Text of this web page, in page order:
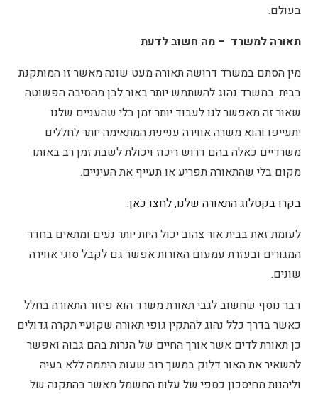
בעולם.
תאורה למשרד – מה חשוב לדעת
מין הסתם במשרד דרושה תאורה מעט שונה מאשר זו המותקנת
בבית. במשרד נהוג להשתמש יותר באור לבן מהסיבה הפשוטה
שאור זה מאפשר לנו לעבוד יותר זמן בלי שהעניים שלנו
יתעייפו והוא משרה אווירה עניינית המתאימה יותר לחללים
משרדיים כאלה בהם דרוש ריכוז ויכולת לשבת זמן רב באותו
מקום בלי שהתאורה תפריע או תעייף את העיניים.
בקרו בקטלוג התאורה שלנו, לחצו כאן.
לעומת זאת בבית אור צהוב יכול היות יותר נעים ומתאים בחדר
המגורים ובעזרת עמעום האורות אפשר גם לקבל סוגי אווירה
שונים.
דבר נוסף שחשוב לגבי תאורת משרד הוא פיזור התאורה בחלל
כאשר בדרך כלל נהוג להתקין גופי תאורה שקועיי תקרה גדולים
כן תאורת לדים אשר אורך החיים של הנרות בהם גבוה ואפשר
להשאיר את האור דלוק במשך רוב שעות היממה ללא בעיה
וליהנות מחיסכון כספי של עלות החשמל מאשר בהתקנה של